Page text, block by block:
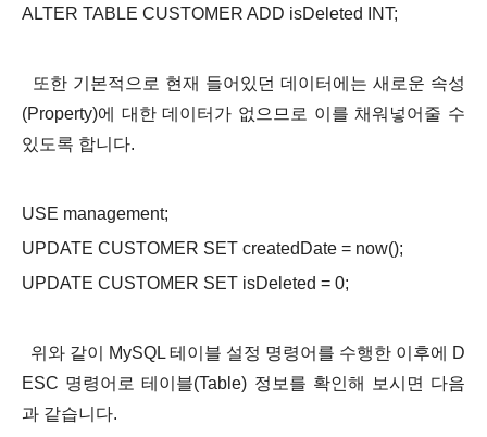
ALTER TABLE CUSTOMER ADD isDeleted INT;
또한 기본적으로 현재 들어있던 데이터에는 새로운 속성
(Property)에 대한 데이터가 없으므로 이를 채워넣어줄 수
있도록 합니다.
USE management;
UPDATE CUSTOMER SET createdDate = now();
UPDATE CUSTOMER SET isDeleted = 0;
위와 같이 MySQL 테이블 설정 명령어를 수행한 이후에
D
ESC 명령어 로 테이블(Table) 정보를 확인해 보시면 다음
과 같습니다.